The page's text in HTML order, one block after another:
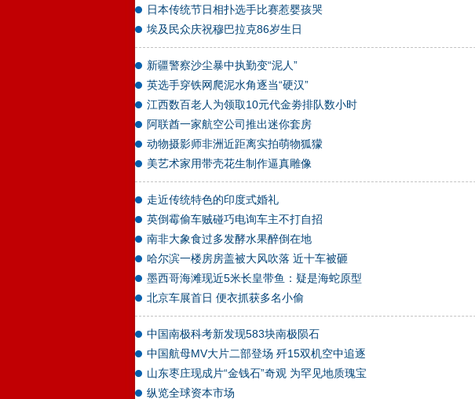
日本传统节日相扑选手比赛惹婴孩哭
埃及民众庆祝穆巴拉克86岁生日
新疆警察沙尘暴中执勤变“泥人”
英选手穿铁网爬泥水角逐当“硬汉”
江西数百老人为领取10元代金劵排队数小时
阿联酋一家航空公司推出迷你套房
动物摄影师非洲近距离实拍萌物狐獴
美艺术家用带壳花生制作逼真雕像
走近传统特色的印度式婚礼
英倒霉偷车贼碰巧电询车主不打自招
南非大象食过多发酵水果醉倒在地
哈尔滨一楼房房盖被大风吹落 近十车被砸
墨西哥海滩现近5米长皇带鱼：疑是海蛇原型
北京车展首日 便衣抓获多名小偷
中国南极科考新发现583块南极陨石
中国航母MV大片二部登场 歼15双机空中追逐
山东枣庄现成片“金钱石”奇观 为罕见地质瑰宝
纵览全球资本市场